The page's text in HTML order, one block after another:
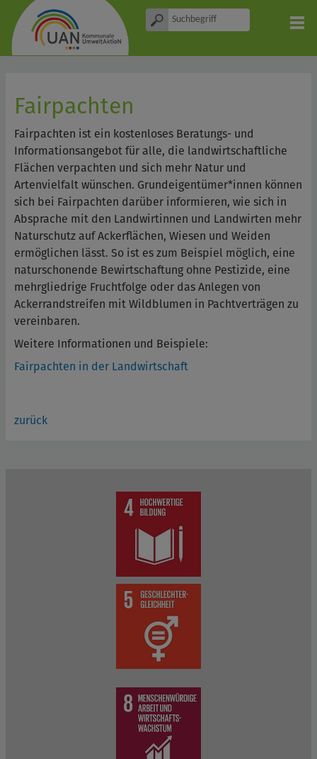
Fairpachten
Fairpachten ist ein kostenloses Beratungs- und
Informationsangebot für alle, die landwirtschaftliche
Flächen verpachten und sich mehr Natur und
Artenvielfalt wünschen. Grundeigentümer*innen können
sich bei Fairpachten darüber informieren, wie sich in
Absprache mit den Landwirtinnen und Landwirten mehr
Naturschutz auf Ackerflächen, Wiesen und Weiden
ermöglichen lässt. So ist es zum Beispiel möglich, eine
naturschonende Bewirtschaftung ohne Pestizide, eine
mehrgliedrige Fruchtfolge oder das Anlegen von
Ackerrandstreifen mit Wildblumen in Pachtverträgen zu
vereinbaren.
Weitere Informationen und Beispiele:
Fairpachten in der Landwirtschaft
zurück